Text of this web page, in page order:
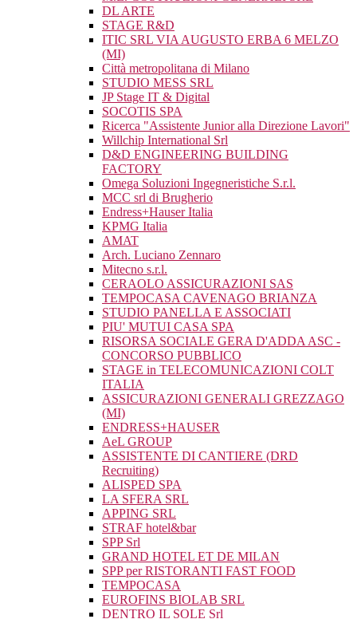
DL ARTE
STAGE R&D
ITIC SRL VIA AUGUSTO ERBA 6 MELZO
(MI)
Città metropolitana di Milano
STUDIO MESS SRL
JP Stage IT & Digital
SOCOTIS SPA
Ricerca "Assistente Junior alla Direzione Lavori"
Willchip International Srl
D&D ENGINEERING BUILDING
FACTORY
Omega Soluzioni Ingegneristiche S.r.l.
MCC srl di Brugherio
Endress+Hauser Italia
KPMG Italia
AMAT
Arch. Luciano Zennaro
Mitecno s.r.l.
CERAOLO ASSICURAZIONI SAS
TEMPOCASA CAVENAGO BRIANZA
STUDIO PANELLA E ASSOCIATI
PIU' MUTUI CASA SPA
RISORSA SOCIALE GERA D'ADDA ASC -
CONCORSO PUBBLICO
STAGE in TELECOMUNICAZIONI COLT
ITALIA
ASSICURAZIONI GENERALI GREZZAGO
(MI)
ENDRESS+HAUSER
AeL GROUP
ASSISTENTE DI CANTIERE (DRD
Recruiting)
ALISPED SPA
LA SFERA SRL
APPING SRL
STRAF hotel&bar
SPP Srl
GRAND HOTEL ET DE MILAN
SPP per RISTORANTI FAST FOOD
TEMPOCASA
EUROFINS BIOLAB SRL
DENTRO IL SOLE Srl